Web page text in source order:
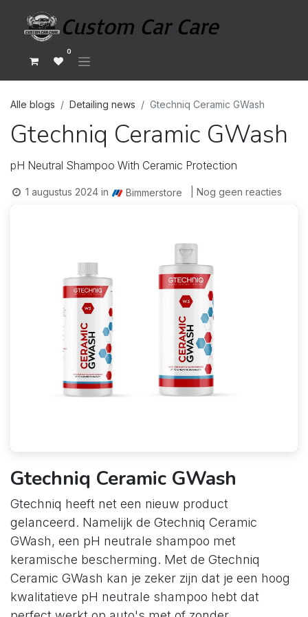
0
Alle blogs Detailing news Gtechniq Ceramic GWash
Gtechniq Ceramic GWash
pH Neutral Shampoo With Ceramic Protection
1 augustus 2024 in Bimmerstore | Nog geen reacties
Gtechniq Ceramic GWash
Gtechniq heeft net een nieuw product
gelanceerd. Namelijk de Gtechniq Ceramic
GWash, een pH neutrale shampoo met
keramische bescherming. Met de Gtechniq
Ceramic GWash kan je zeker zijn dat je een hoog
kwalitatieve pH neutrale shampoo hebt dat